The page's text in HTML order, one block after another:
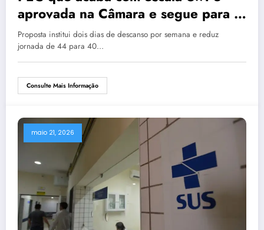
aprovada na Câmara e segue para o
Senado
Proposta institui dois dias de descanso por semana e reduz
jornada de 44 para 40…
Consulte Mais Informação
maio 21, 2026